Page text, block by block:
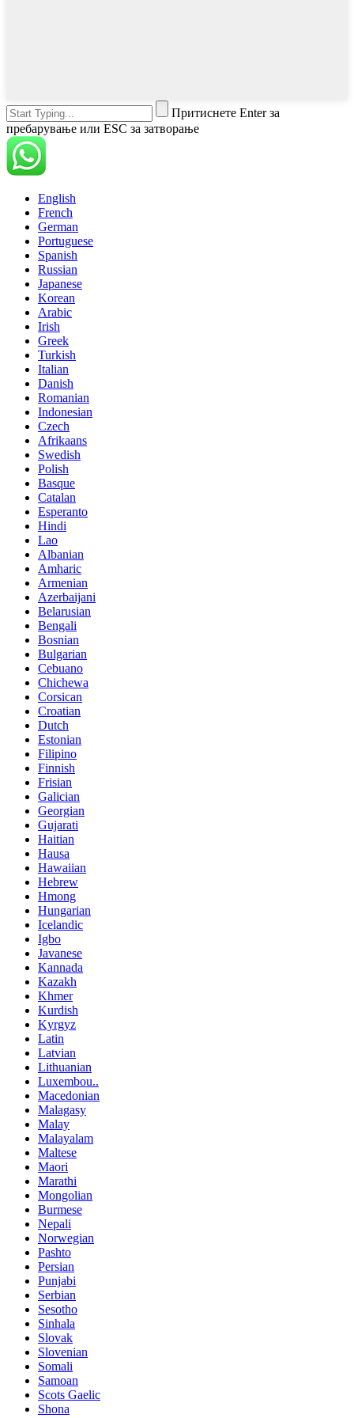
Притиснете Enter за
пребарување или ESC за затворање
English
French
German
Portuguese
Spanish
Russian
Japanese
Korean
Arabic
Irish
Greek
Turkish
Italian
Danish
Romanian
Indonesian
Czech
Afrikaans
Swedish
Polish
Basque
Catalan
Esperanto
Hindi
Lao
Albanian
Amharic
Armenian
Azerbaijani
Belarusian
Bengali
Bosnian
Bulgarian
Cebuano
Chichewa
Corsican
Croatian
Dutch
Estonian
Filipino
Finnish
Frisian
Galician
Georgian
Gujarati
Haitian
Hausa
Hawaiian
Hebrew
Hmong
Hungarian
Icelandic
Igbo
Javanese
Kannada
Kazakh
Khmer
Kurdish
Kyrgyz
Latin
Latvian
Lithuanian
Luxembou..
Macedonian
Malagasy
Malay
Malayalam
Maltese
Maori
Marathi
Mongolian
Burmese
Nepali
Norwegian
Pashto
Persian
Punjabi
Serbian
Sesotho
Sinhala
Slovak
Slovenian
Somali
Samoan
Scots Gaelic
Shona